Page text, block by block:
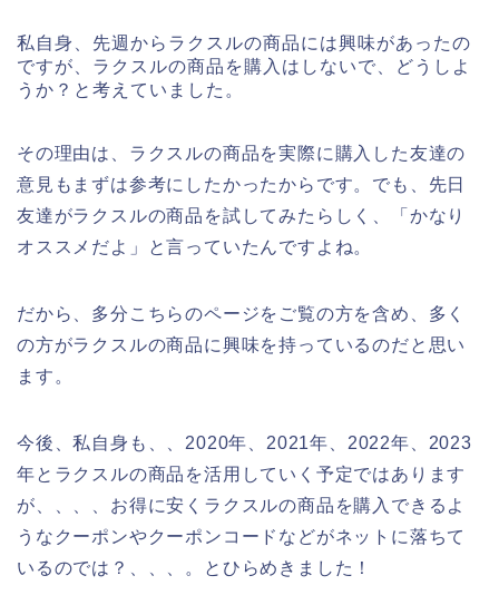
私自身、先週からラクスルの商品には興味があったの
ですが、ラクスルの商品を購入はしないで、どうしよ
うか？と考えていました。
その理由は、ラクスルの商品を実際に購入した友達の
意見もまずは参考にしたかったからです。でも、先日
友達がラクスルの商品を試してみたらしく、「かなり
オススメだよ」と言っていたんですよね。
だから、多分こちらのページをご覧の方を含め、多く
の方がラクスルの商品に興味を持っているのだと思い
ます。
今後、私自身も、、2020年、2021年、2022年、2023
年とラクスルの商品を活用していく予定ではあります
が、、、、お得に安くラクスルの商品を購入できるよ
うなクーポンやクーポンコードなどがネットに落ちて
いるのでは？、、、。とひらめきました！